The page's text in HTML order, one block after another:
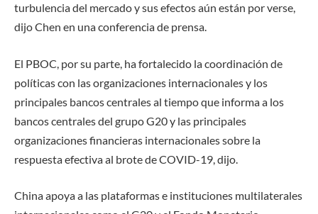
turbulencia del mercado y sus efectos aún están por verse,
dijo Chen en una conferencia de prensa.
El PBOC, por su parte, ha fortalecido la coordinación de
políticas con las organizaciones internacionales y los
principales bancos centrales al tiempo que informa a los
bancos centrales del grupo G20 y las principales
organizaciones financieras internacionales sobre la
respuesta efectiva al brote de COVID-19, dijo.
China apoya a las plataformas e instituciones multilaterales